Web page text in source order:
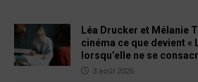
Léa Drucker et Mélanie
cinéma ce que devient «
lorsqu’elle ne se
3 août 2026